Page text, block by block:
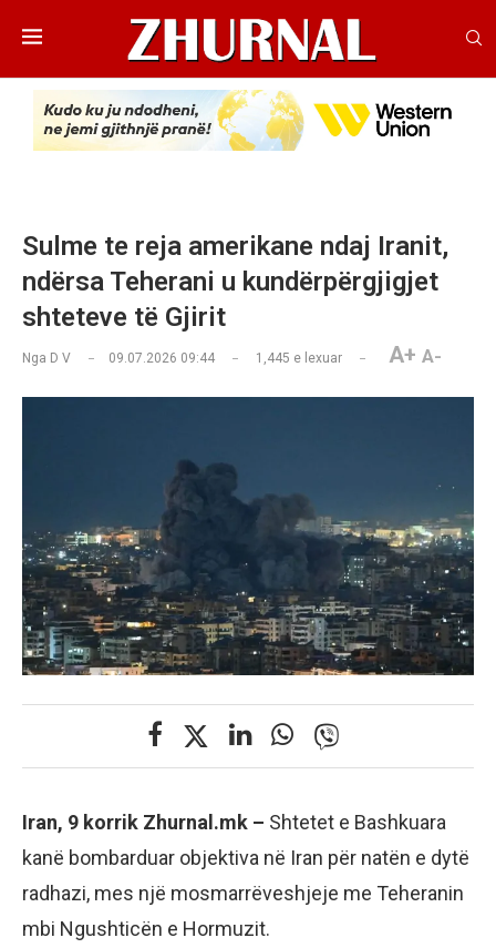
Sulme te reja amerikane ndaj Iranit,
ndërsa Teherani u kundërpërgjigjet
shteteve të Gjirit
Nga D V 09.07.2026 09:44 1,445 e lexuar A+ A-
Iran, 9 korrik Zhurnal.mk – Shtetet e Bashkuara
kanë bombarduar objektiva në Iran për natën e dytë
radhazi, mes një mosmarrëveshjeje me Teheranin
mbi Ngushticën e Hormuzit.